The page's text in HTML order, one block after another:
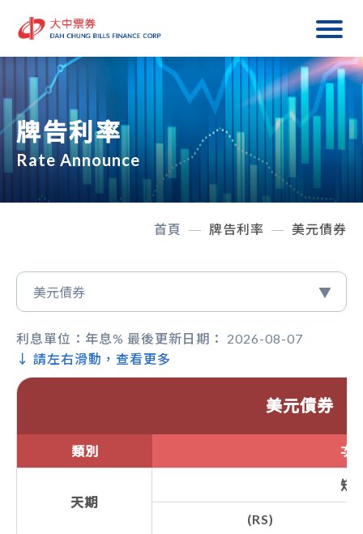
牌告利率
Rate Announce
首頁 牌告利率 美元債券
利息單位：年息% 最後更新日期： 2026-08-07
↓ 請左右滑動，查看更多
美元債券
類別 次
天期
短
(RS)